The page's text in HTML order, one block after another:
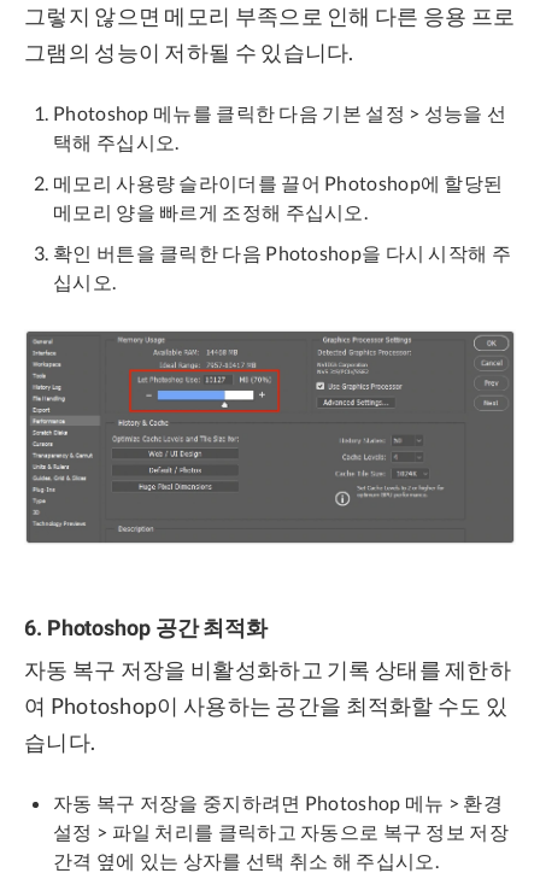
그렇지 않으면 메모리 부족으로 인해 다른 응용 프로
그램의 성능이 저하될 수 있습니다.
Photoshop 메뉴를 클릭한 다음 기본 설정 > 성능을 선
택해 주십시오.
메모리 사용량 슬라이더를 끌어 Photoshop에 할당된
메모리 양을 빠르게 조정해 주십시오.
확인 버튼을 클릭한 다음 Photoshop을 다시 시작해 주
십시오.
6. Photoshop 공간 최적화
자동 복구 저장을 비활성화하고 기록 상태를 제한하
여 Photoshop이 사용하는 공간을 최적화할 수도 있
습니다.
자동 복구 저장을 중지하려면 Photoshop 메뉴 > 환경
설정 > 파일 처리를 클릭하고 자동으로 복구 정보 저장
간격 옆에 있는 상자를 선택 취소 해 주십시오.